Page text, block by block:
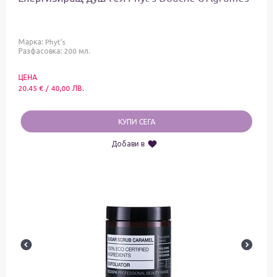
Марка: Phyt's
Разфасовка: 200 мл.
ЦЕНА
20.45 € / 40,00 ЛВ.
КУПИ СЕГА
Добави в